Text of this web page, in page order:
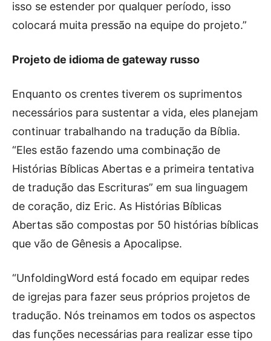
isso se estender por qualquer período, isso
colocará muita pressão na equipe do projeto.”
Projeto de idioma de gateway russo
Enquanto os crentes tiverem os suprimentos
necessários para sustentar a vida, eles planejam
continuar trabalhando na tradução da Bíblia.
“Eles estão fazendo uma combinação de
Histórias Bíblicas Abertas e a primeira tentativa
de tradução das Escrituras” em sua linguagem
de coração, diz Eric. As Histórias Bíblicas
Abertas são compostas por 50 histórias bíblicas
que vão de Gênesis a Apocalipse.
“UnfoldingWord está focado em equipar redes
de igrejas para fazer seus próprios projetos de
tradução. Nós treinamos em todos os aspectos
das funções necessárias para realizar esse tipo